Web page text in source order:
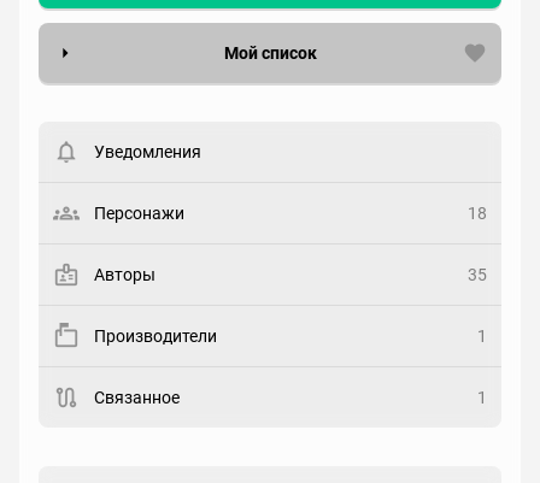
Мой список
Статус
Рейтинг
Реакция
Уведомления
Персонажи 18
Авторы 35
Производители 1
Связанное 1